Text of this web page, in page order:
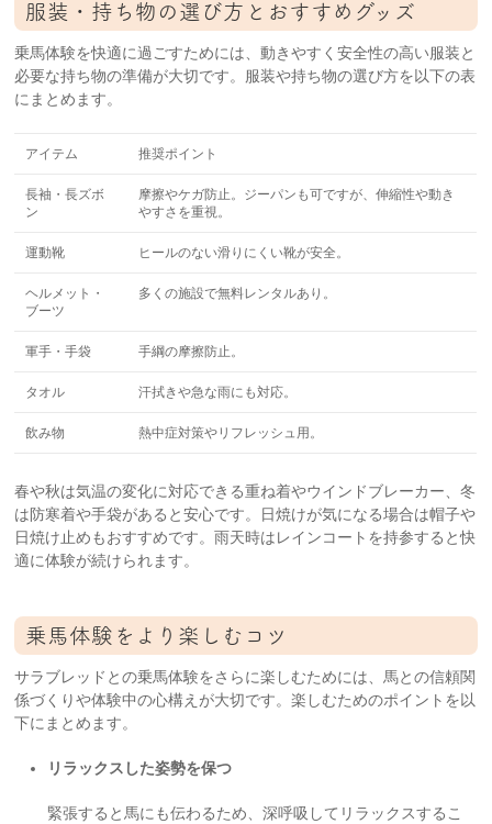
服装・持ち物の選び方とおすすめグッズ
乗馬体験を快適に過ごすためには、動きやすく安全性の高い服装と
必要な持ち物の準備が大切です。服装や持ち物の選び方を以下の表
にまとめます。
アイテム 推奨ポイント
長袖・長ズボ
ン
摩擦やケガ防止。ジーパンも可ですが、伸縮性や動き
やすさを重視。
運動靴 ヒールのない滑りにくい靴が安全。
ヘルメット・
ブーツ
多くの施設で無料レンタルあり。
軍手・手袋 手綱の摩擦防止。
タオル 汗拭きや急な雨にも対応。
飲み物 熱中症対策やリフレッシュ用。
春や秋は気温の変化に対応できる重ね着やウインドブレーカー、冬
は防寒着や手袋があると安心です。日焼けが気になる場合は帽子や
日焼け止めもおすすめです。雨天時はレインコートを持参すると快
適に体験が続けられます。
乗馬体験をより楽しむコツ
サラブレッドとの乗馬体験をさらに楽しむためには、馬との信頼関
係づくりや体験中の心構えが大切です。楽しむためのポイントを以
下にまとめます。
リラックスした姿勢を保つ
緊張すると馬にも伝わるため、深呼吸してリラックスするこ